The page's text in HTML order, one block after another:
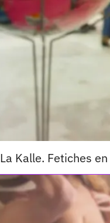
La Kalle. Fetiches